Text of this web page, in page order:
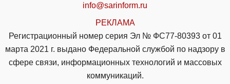
info@sarinform.ru
РЕКЛАМА
Регистрационный номер серия Эл № ФС77-80393 от 01
марта 2021 г. выдано Федеральной службой по надзору в
сфере связи, информационных технологий и массовых
коммуникаций.